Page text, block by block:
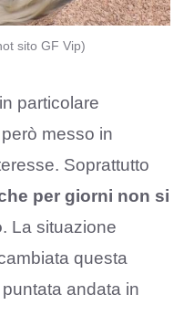
sito GF Vip)
particolare
messo in
Soprattutto
per giorni non si
. La situazione
questa
andata in